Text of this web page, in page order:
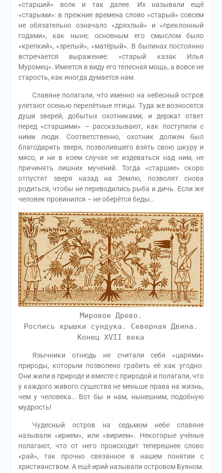
«старший» волк и так далее. Их называли ещё
«старыми»: в прежние времена слово «старый» совсем
не обязательно означало «дряхлый» и «преклонный
годами», как ныне; основным его смыслом было
«крепкий», «зрелый», «матёрый». В былинах постоянно
встречается выражение: «старый казак Илья
Муромец». Имеется в виду его телесная мощь, а вовсе не
старость, как иногда думается нам.
Славяне полагали, что именно на небесный остров
улетают осенью перелётные птицы. Туда же возносятся
души зверей, добытых охотниками, и держат ответ
перед «старшими» – рассказывают, как поступили с
ними люди. Соответственно, охотник должен был
благодарить зверя, позволившего взять свою шкуру и
мясо, и ни в коем случае не издеваться над ним, не
причинять лишних мучений. Тогда «старшие» скоро
отпустят зверя назад на Землю, позволят снова
родиться, чтобы не переводились рыба и дичь. Если же
человек провинился – не оберётся беды…
Мировое Древо.
Роспись крышки сундука. Северная Двина.
Конец XVII века
Язычники отнюдь не считали себя «царями»
природы, которым позволено грабить её как угодно.
Они жили в природе и вместе с природой и полагали, что
у каждого живого существа не меньше права на жизнь,
чем у человека… Вот бы и нам, нынешним, подобную
мудрость!
Чудесный остров на седьмом небе славяне
называли «ирием», или «вирием». Некоторые учёные
полагают, что от него происходит теперешнее слово
«рай», так прочно связанное в нашем понятии с
христианством. А ещё ирий называли островом Буяном.